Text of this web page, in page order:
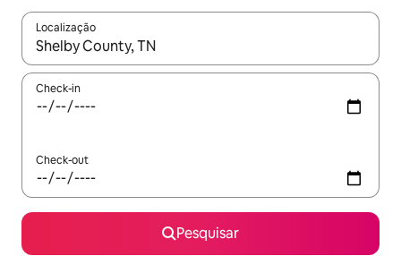
Localização
Quando os resultados estiverem disponíveis, navegue com
Check-in
Check-out
Pesquisar